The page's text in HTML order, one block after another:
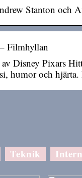
Stanton och
Filmhyllan
Disney Pixars
humor och
Teknik